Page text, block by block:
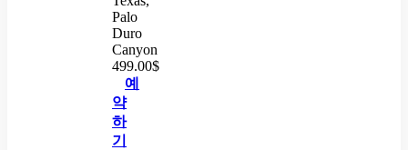
Palo
Duro
Canyon
499.00$
예
약
하
기